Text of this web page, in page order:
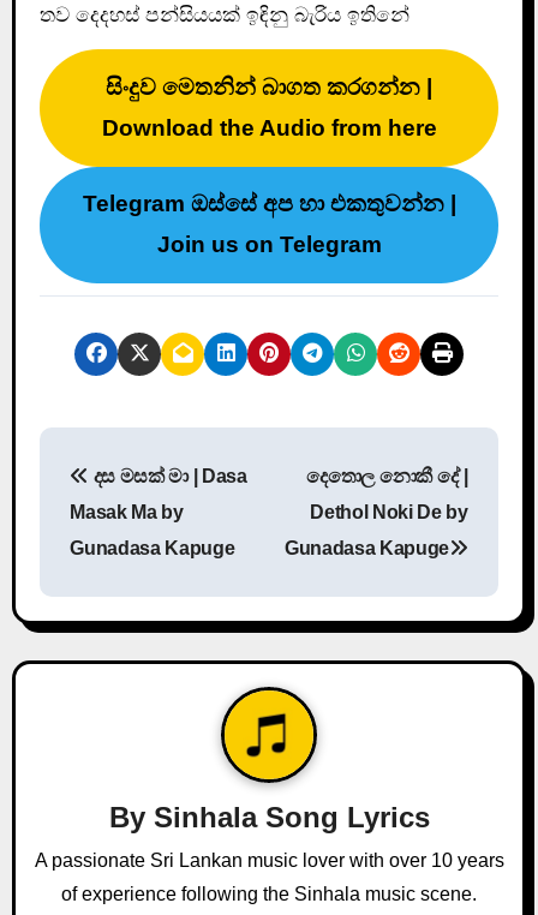
තව දෙදහස් පන්සියයක් ඉඳිනු බැරිය ඉතිනේ
සිංදුව මෙතනින් බාගත කරගන්න |
Download the Audio from here
Telegram ඔස්සේ අප හා එකතුවන්න |
Join us on Telegram
t
n
g
දස මසක් මා | Dasa
Masak Ma by
Gunadasa Kapuge
දෙතොල නොකී දේ |
Dethol Noki De by
Gunadasa Kapuge
By Sinhala Song Lyrics
A passionate Sri Lankan music lover with over 10 years
of experience following the Sinhala music scene.